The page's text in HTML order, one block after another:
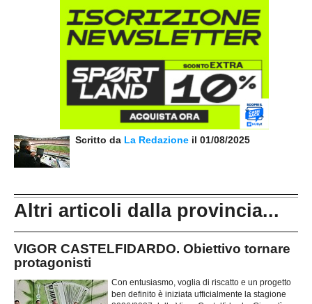
Scritto da La Redazione il 01/08/2025
Altri articoli dalla provincia...
VIGOR CASTELFIDARDO. Obiettivo tornare
protagonisti
Con entusiasmo, voglia di riscatto e un progetto
ben definito è iniziata ufficialmente la stagione